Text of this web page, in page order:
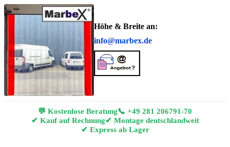
Höhe & Breite an:
info@marbex.de
💬 Kostenlose Beratung📞 +49 281 206791-70
✔ Kauf auf Rechnung✔ Montage deutschlandweit
✔ Express ab Lager